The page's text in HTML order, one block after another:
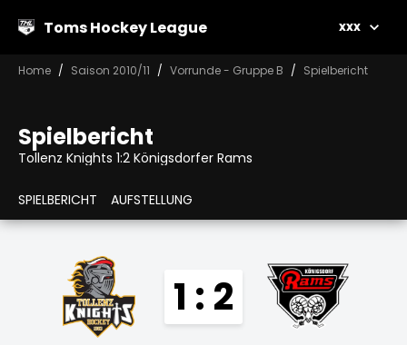
Toms Hockey League xxx
Home Saison 2010/11 Vorrunde - Gruppe B Spielbericht
Spielbericht
Tollenz Knights 1:2 Königsdorfer Rams
SPIELBERICHT AUFSTELLUNG
1 : 2